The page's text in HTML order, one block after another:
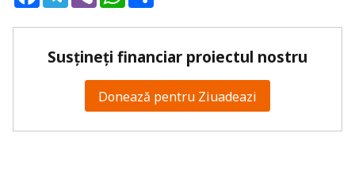
Susțineți financiar proiectul nostru
Donează pentru Ziuadeazi